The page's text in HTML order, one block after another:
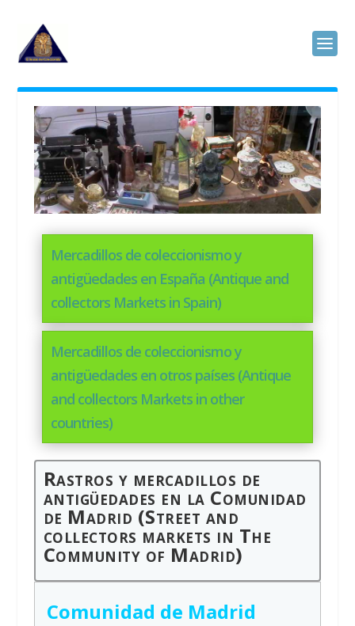
Mercadillos de coleccionismo y
antigüedades en España (Antique and
collectors Markets in Spain)
Mercadillos de coleccionismo y
antigüedades en otros países (Antique
and collectors Markets in other
countries)
Rastros y mercadillos de
antigüedades en la Comunidad
de Madrid (Street and
collectors markets in The
Community of Madrid)
Comunidad de Madrid